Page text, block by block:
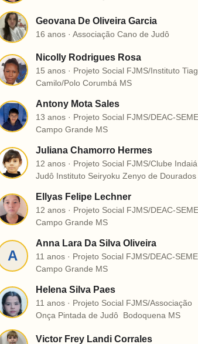
G Geovana De Oliveira Garcia
16 anos · Associação Cano de Judô
N
Nicolly Rodrigues Rosa
15 anos · Projeto Social FJMS/Instituto
Camilo/Polo Corumbá MS
A
Antony Mota Sales
13 anos · Projeto Social FJMS/DEAC-
Campo Grande MS
J
Juliana Chamorro Hermes
12 anos · Projeto Social FJMS/Clube
Judô Instituto Seiryoku Zenyo de Dourados
E
Ellyas Felipe Lechner
12 anos · Projeto Social FJMS/DEAC-
Campo Grande MS
A
Anna Lara Da Silva Oliveira
11 anos · Projeto Social FJMS/DEAC-
Campo Grande MS
H
Helena Silva Paes
11 anos · Projeto Social FJMS/Associação
Onça Pintada de Judô  Bodoquena MS
Victor Frey Landi Corrales